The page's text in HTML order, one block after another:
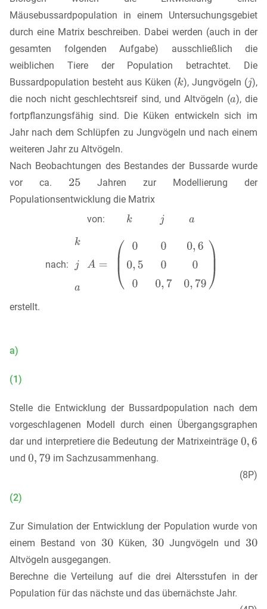
Mäusebussardpopulation in einem Untersuchungsgebiet
durch eine Matrix beschreiben. Dabei werden (auch in der
gesamten folgenden Aufgabe) ausschließlich die
weiblichen Tiere der Population betrachtet. Die
Bussardpopulation besteht aus Küken ( ), Jungvögeln ( ),
die noch nicht geschlechtsreif sind, und Altvögeln ( ), die
fortpflanzungsfähig sind. Die Küken entwickeln sich im
Jahr nach dem Schlüpfen zu Jungvögeln und nach einem
weiteren Jahr zu Altvögeln.
Nach Beobachtungen des Bestandes der Bussarde wurde
vor ca.
Jahren zur Modellierung der
Populationsentwicklung die Matrix
von:
nach:
erstellt.
a)
(1)
Stelle die Entwicklung der Bussardpopulation nach dem
vorgeschlagenen Modell durch einen Übergangsgraphen
dar und interpretiere die Bedeutung der Matrixeinträge
und
im Sachzusammenhang.
(8P)
(2)
Zur Simulation der Entwicklung der Population wurde von
einem Bestand von
Küken,
Jungvögeln und
Altvögeln ausgegangen.
Berechne die Verteilung auf die drei Altersstufen in der
Population für das nächste und das übernächste Jahr.